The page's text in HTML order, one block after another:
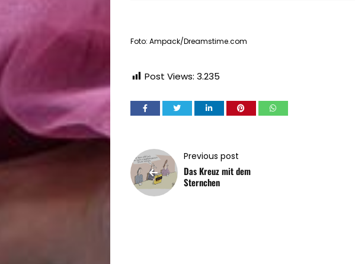
Foto: Ampack/Dreamstime.com
Post Views: 3.235
Previous post
Das Kreuz mit dem
Sternchen